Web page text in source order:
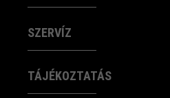
SZERVÍZ
TÁJÉKOZTATÁS